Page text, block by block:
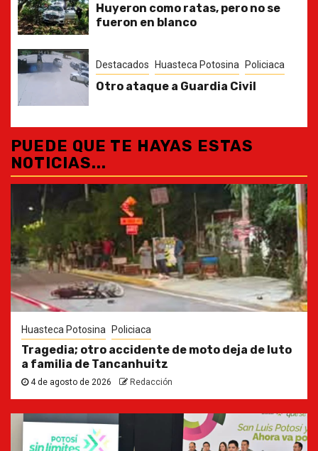
Huyeron como ratas, pero no se
fueron en blanco
Destacados Huasteca Potosina Policiaca
Otro ataque a Guardia Civil
PUEDE QUE TE HAYAS ESTAS
NOTICIAS...
Huasteca Potosina Policiaca
Tragedia; otro accidente de moto deja de luto
a familia de Tancanhuitz
4 de agosto de 2026 Redacción